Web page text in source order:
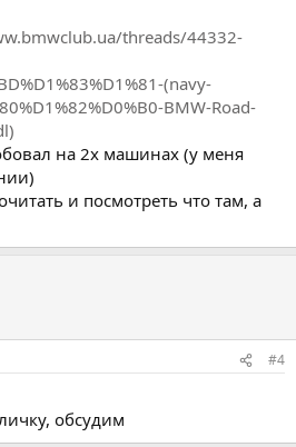
threads/44332-
(navy-
BMW-Road-
на 2х машинах (у меня
и посмотреть что там, а
#4
обсудим